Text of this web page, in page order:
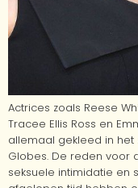
Actrices zoals Reese
Tracee Ellis Ross en
allemaal gekleed in
Globes. De reden voor
seksuele intimidatie en